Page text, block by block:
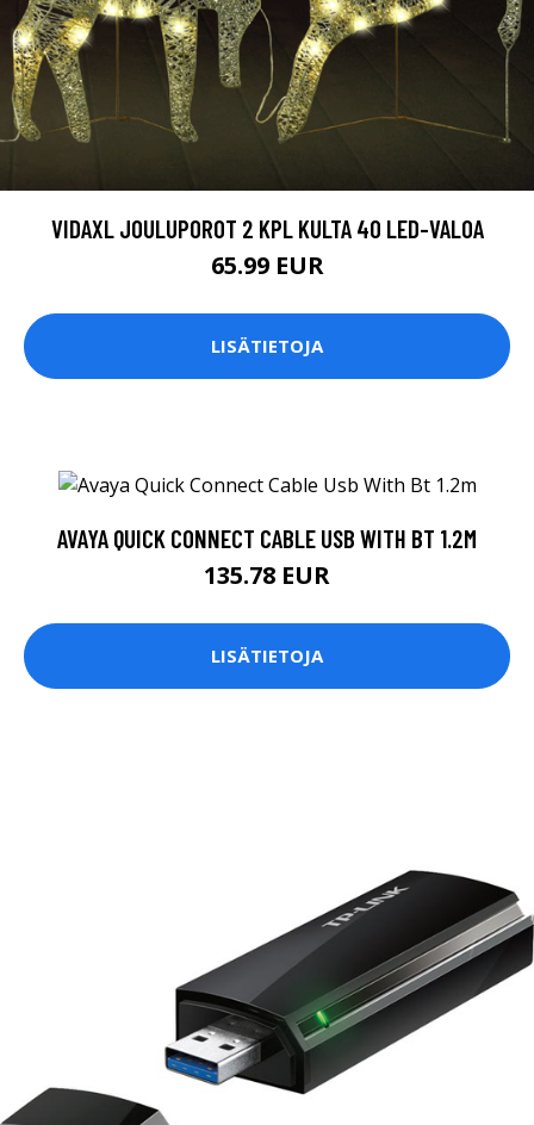
VIDAXL JOULUPOROT 2 KPL KULTA 40 LED-VALOA
65.99 EUR
LISÄTIETOJA
AVAYA QUICK CONNECT CABLE USB WITH BT 1.2M
135.78 EUR
LISÄTIETOJA